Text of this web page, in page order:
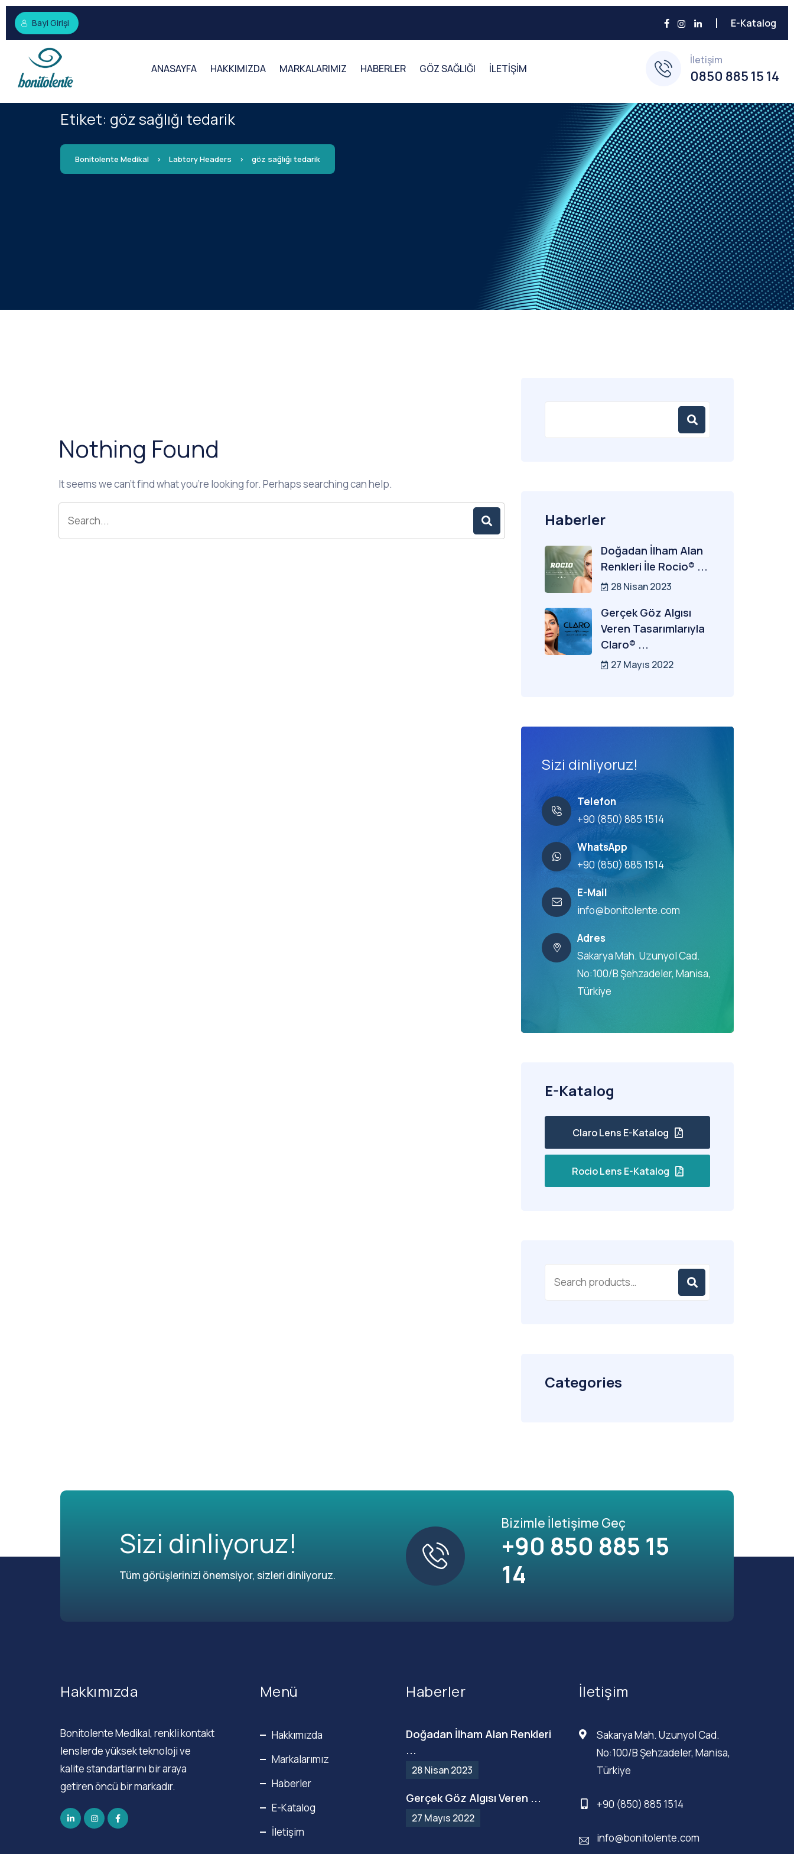
Bayi Girişi E-Katalog
ANASAYFA HAKKIMIZDA MARKALARIMIZ HABERLER GÖZ SAĞLIĞI İLETİŞİM
İletişim
0850 885 15 14
Etiket: göz sağlığı tedarik
Bonitolente Medikal > Labtory Headers > göz sağlığı tedarik
Nothing Found
It seems we can’t find what you’re looking for. Perhaps searching can help.
Haberler
Doğadan İlham Alan
Renkleri İle Rocio® ...
28 Nisan 2023
Gerçek Göz Algısı
Veren Tasarımlarıyla
Claro® ...
27 Mayıs 2022
Sizi dinliyoruz!
Telefon
+90 (850) 885 1514
WhatsApp
+90 (850) 885 1514
E-Mail
info@bonitolente.com
Adres
Sakarya Mah. Uzunyol Cad.
No:100/B Şehzadeler, Manisa,
Türkiye
E-Katalog
Claro Lens E-Katalog
Rocio Lens E-Katalog
Categories
Sizi dinliyoruz!
Tüm görüşlerinizi önemsiyor, sizleri dinliyoruz.
Bizimle İletişime Geç
+90 850 885 15
14
Hakkımızda
Bonitolente Medikal, renkli kontakt
lenslerde yüksek teknoloji ve
kalite standartlarını bir araya
getiren öncü bir markadır.
Menü
Hakkımızda
Markalarımız
Haberler
E-Katalog
İletişim
Haberler
Doğadan İlham Alan Renkleri
...
28 Nisan 2023
Gerçek Göz Algısı Veren ...
27 Mayıs 2022
İletişim
Sakarya Mah. Uzunyol Cad.
No:100/B Şehzadeler, Manisa,
Türkiye
+90 (850) 885 1514
info@bonitolente.com